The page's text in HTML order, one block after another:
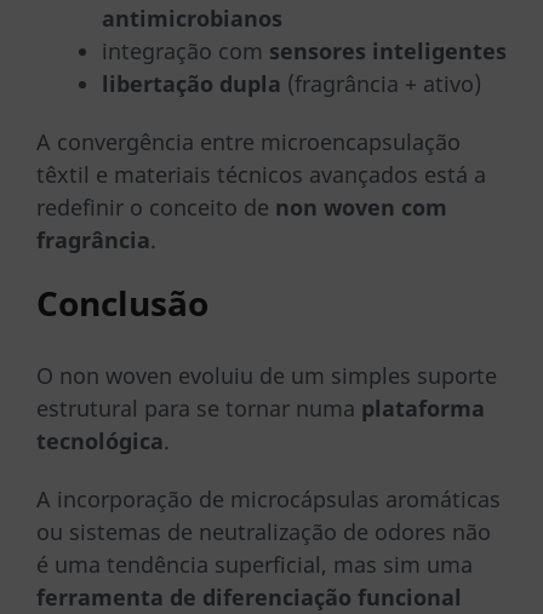
antimicrobianos
integração com sensores inteligentes
libertação dupla (fragrância + ativo)
A convergência entre microencapsulação
têxtil e materiais técnicos avançados está a
redefinir o conceito de non woven com
fragrância.
Conclusão
O non woven evoluiu de um simples suporte
estrutural para se tornar numa plataforma
tecnológica.
A incorporação de microcápsulas aromáticas
ou sistemas de neutralização de odores não
é uma tendência superficial, mas sim uma
ferramenta de diferenciação funcional